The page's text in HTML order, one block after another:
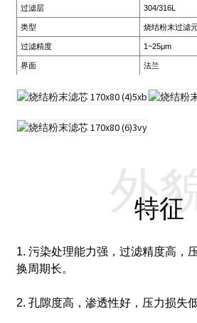
过滤层 304/316L
类型 烧结粉末过滤
过滤精度 1~25μm
界面 法兰
特征
外貌
1. 污染处理能力强，过滤精度高，
换周期长。
2. 孔隙度高，渗透性好，压力损失